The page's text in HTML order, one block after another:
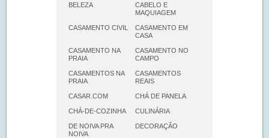
BELEZA
CABELO E
MAQUIAGEM
CASAMENTO CIVIL
CASAMENTO EM
CASA
CASAMENTO NA
PRAIA
CASAMENTO NO
CAMPO
CASAMENTOS NA
PRAIA
CASAMENTOS
REAIS
CASAR.COM CHÁ DE PANELA
CHÁ-DE-COZINHA CULINÁRIA
DE NOIVA PRA
NOIVA
DECORAÇÃO